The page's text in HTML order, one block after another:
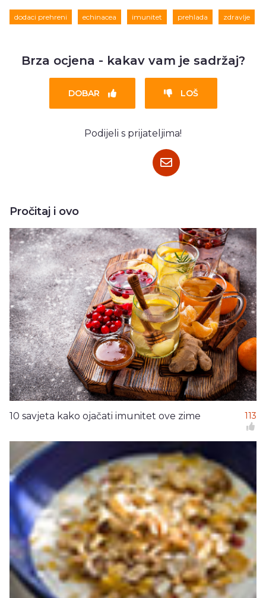
dodaci prehreni echinacea imunitet prehlada zdravlje
Brza ocjena - kakav vam je sadržaj?
DOBAR LOŠ
Podijeli s prijateljima!
Pročitaj i ovo
10 savjeta kako ojačati imunitet ove zime 113